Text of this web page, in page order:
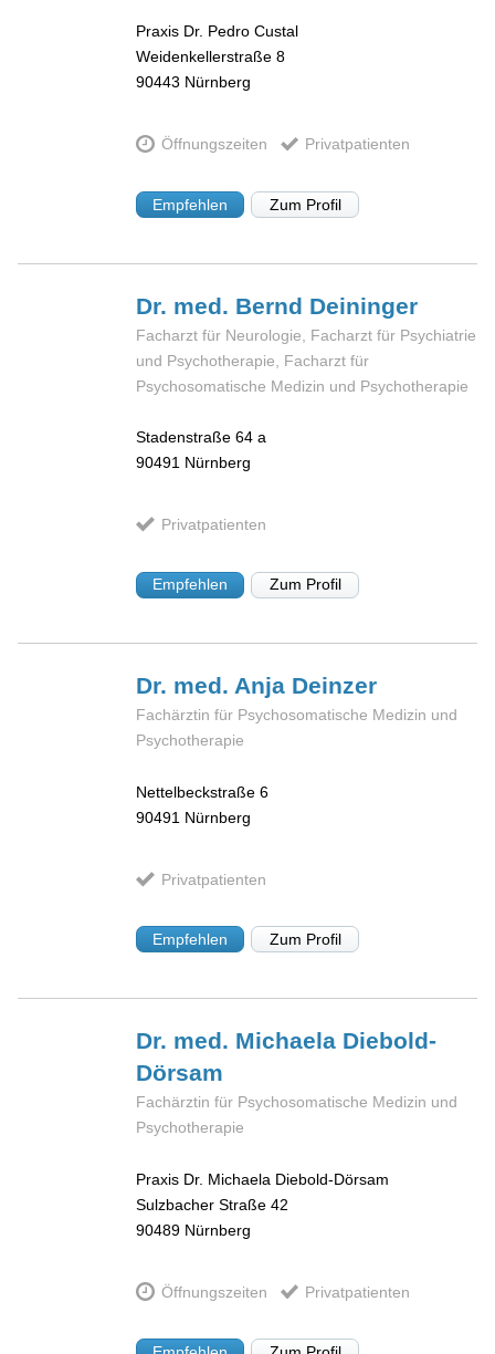
Praxis Dr. Pedro Custal
Weidenkellerstraße 8
90443 Nürnberg
Öffnungszeiten Privatpatienten
Empfehlen Zum Profil
Dr. med. Bernd Deininger
Facharzt für Neurologie, Facharzt für Psychiatrie
und Psychotherapie, Facharzt für
Psychosomatische Medizin und Psychotherapie
Stadenstraße 64 a
90491 Nürnberg
Privatpatienten
Empfehlen Zum Profil
Dr. med. Anja Deinzer
Fachärztin für Psychosomatische Medizin und
Psychotherapie
Nettelbeckstraße 6
90491 Nürnberg
Privatpatienten
Empfehlen Zum Profil
Dr. med. Michaela Diebold-
Dörsam
Fachärztin für Psychosomatische Medizin und
Psychotherapie
Praxis Dr. Michaela Diebold-Dörsam
Sulzbacher Straße 42
90489 Nürnberg
Öffnungszeiten Privatpatienten